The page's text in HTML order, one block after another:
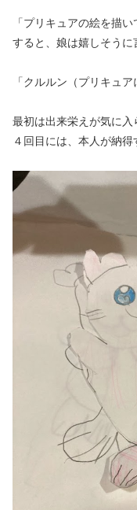
「プリキュアの絵を描
すると、娘は嬉しそうに
「クルルン（プリキュ
最初は出来栄えが気に入
４回目には、本人が納得